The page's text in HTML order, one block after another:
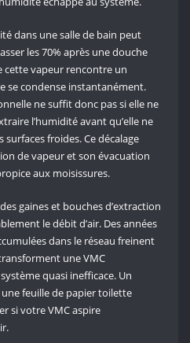
dans une salle de bain peut
les 70% après une douche
cette vapeur rencontre un
se condense instantanément.
ne suffit donc pas si elle ne
l’humidité avant qu’elle ne
surfaces froides. Ce décalage
de vapeur et son évacuation
aux moisissures.
gaines et bouches d’extraction
le débit d’air. Des années
dans le réseau freinent
une VMC
quasi inefficace. Un
feuille de papier toilette
si votre VMC aspire